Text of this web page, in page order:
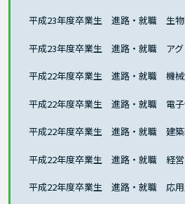
平成23年度卒業生 進路・就職 生物
平成23年度卒業生 進路・就職 アグ
平成22年度卒業生 進路・就職 機械
平成22年度卒業生 進路・就職 電子
平成22年度卒業生 進路・就職 建築
平成22年度卒業生 進路・就職 経営
平成22年度卒業生 進路・就職 応用